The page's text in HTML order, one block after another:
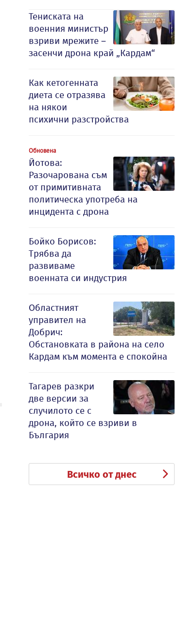
Тениската на
военния министър
взриви мрежите –
засенчи дрона край „Кардам“
Как кетогенната
диета се отразява
на някои
психични разстройства
Обновена
Йотова:
Разочарована съм
от примитивната
политическа употреба на
инцидента с дрона
Бойко Борисов:
Трябва да
развиваме
военната си индустрия
Oбластният
управител на
Добрич:
Обстановката в района на село
Кардам към момента е спокойна
Тагарев разкри
две версии за
случилото се с
дрона, който се взриви в
България
Всичко от днес